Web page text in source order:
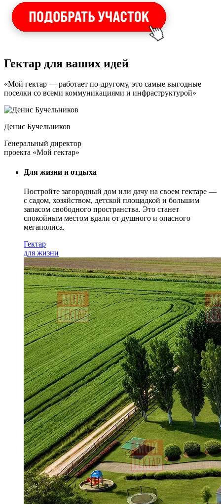
Гектар для ваших идей
«Мой гектар — работает по-другому, это самые выгодные
поселки со всеми коммуникациями и инфраструктурой»
Денис Бучельников
Генеральный директор
проекта «Мой гектар»
Для жизни и отдыха
Постройте загородный дом или дачу на своем гектаре —
с садом, хозяйством, детской площадкой и большим
запасом свободного пространства. Это станет
спокойным местом вдали от душного и опасного
мегаполиса.
Гектар
для жизни